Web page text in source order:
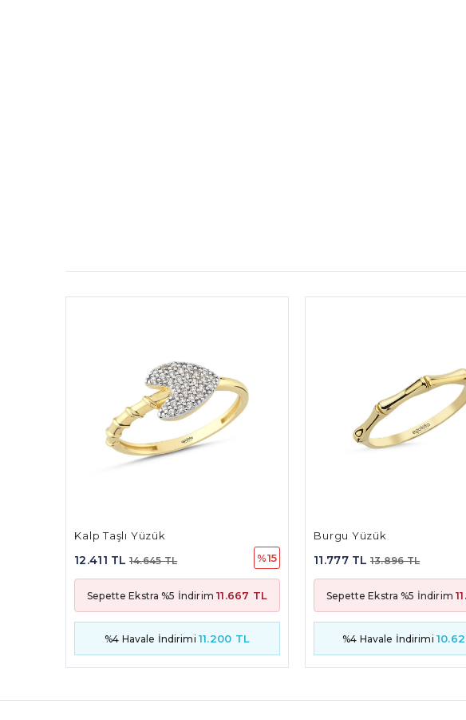
Burgu Yüzük
11.777 TL 13.896 TL %15
Sepette Ekstra %5 İndirim 11.070 TL
%4 Havale İndirimi 10.627 TL
Papatya Desen Taşlı Yüzük
10.238 TL 12.081 TL
Sepette Ekstra %5 İndirim
%4 Havale İndirimi